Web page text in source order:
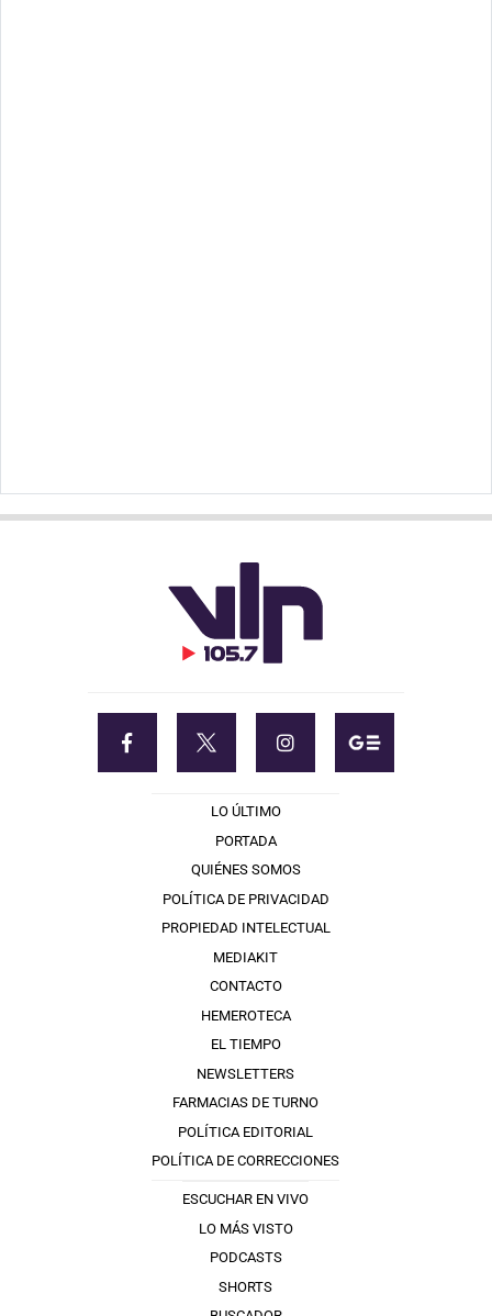
LO ÚLTIMO
PORTADA
QUIÉNES SOMOS
POLÍTICA DE PRIVACIDAD
PROPIEDAD INTELECTUAL
MEDIAKIT
CONTACTO
HEMEROTECA
EL TIEMPO
NEWSLETTERS
FARMACIAS DE TURNO
POLÍTICA EDITORIAL
POLÍTICA DE CORRECCIONES
ESCUCHAR EN VIVO
LO MÁS VISTO
PODCASTS
SHORTS